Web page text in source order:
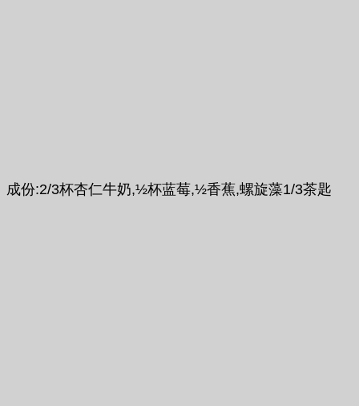
成份:2/3杯杏仁牛奶,½杯蓝莓,½香蕉,螺旋藻1/3茶匙